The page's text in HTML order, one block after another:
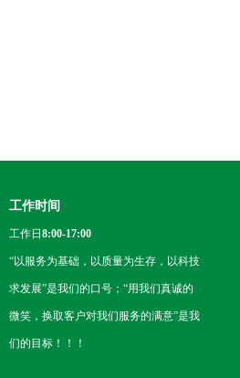
工作时间
工作日 8:00-17:00
“以服务为基础，以质量为生存，以科技
求发展”是我们的口号；“用我们真诚的
微笑，换取客户对我们服务的满意”是我
们的目标！！！